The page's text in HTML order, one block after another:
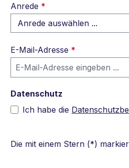
Anrede *
E-Mail-Adresse *
Datenschutz
Ich habe die
Die mit einem Stern (*)